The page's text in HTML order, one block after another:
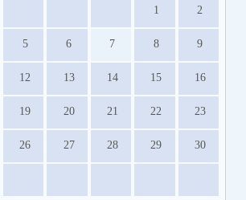
1 2
5 6 7 8 9
12 13 14 15 16
19 20 21 22 23
26 27 28 29 30